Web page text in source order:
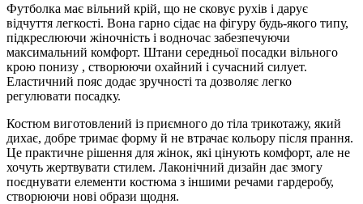
Футболка має вільний крій, що не сковує рухів і дарує
відчуття легкості. Вона гарно сідає на фігуру будь-якого типу,
підкреслюючи жіночність і водночас забезпечуючи
максимальний комфорт. Штани середньої посадки вільного
крою понизу , створюючи охайний і сучасний силует.
Еластичний пояс додає зручності та дозволяє легко
регулювати посадку.
Костюм виготовлений із приємного до тіла трикотажу, який
дихає, добре тримає форму й не втрачає кольору після прання.
Це практичне рішення для жінок, які цінують комфорт, але не
хочуть жертвувати стилем. Лаконічний дизайн дає змогу
поєднувати елементи костюма з іншими речами гардеробу,
створюючи нові образи щодня.